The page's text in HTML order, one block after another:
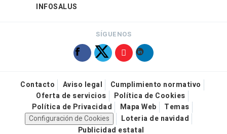
INFOSALUS
SÍGUENOS
Contacto Aviso legal
Cumplimiento normativo
Oferta de servicios
Política de Cookies
Política de Privacidad
Mapa Web
Temas
Configuración de Cookies
Loteria de navidad
Publicidad estatal